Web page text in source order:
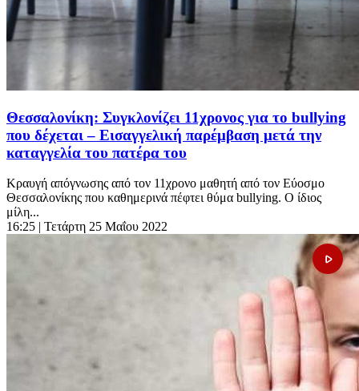
Θεσσαλονίκη: Συγκλονίζει 11χρονος για το bullying
που δέχεται – Εισαγγελική παρέμβαση μετά την
καταγγελία του πατέρα του
Κραυγή απόγνωσης από τον 11χρονο μαθητή από τον Εύοσμο
Θεσσαλονίκης που καθημερινά πέφτει θύμα bullying. Ο ίδιος
μίλη...
16:25 | Τετάρτη 25 Μαΐου 2022